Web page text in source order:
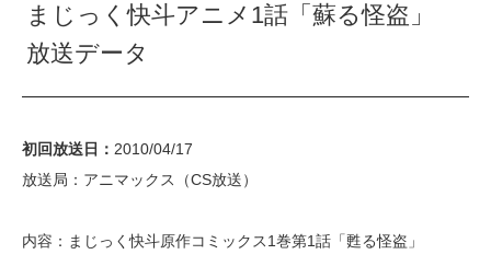
まじっく快斗アニメ1話「蘇る怪盗」
放送データ
初回放送日： 2010/04/17
放送局：アニマックス（CS放送）
内容：まじっく快斗原作コミックス1巻第1話「甦る怪盗」